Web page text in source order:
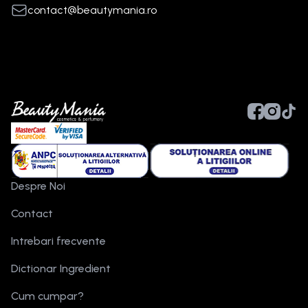
contact@beautymania.ro
Despre Noi
Contact
Intrebari frecvente
Dictionar Ingredient
Cum cumpar?